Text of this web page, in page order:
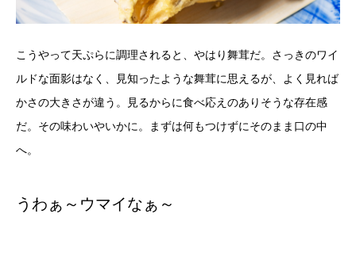
こうやって天ぷらに調理されると、やはり舞茸だ。さっきのワイ
ルドな面影はなく、見知ったような舞茸に思えるが、よく見れば
かさの大きさが違う。見るからに食べ応えのありそうな存在感
だ。その味わいやいかに。まずは何もつけずにそのまま口の中
へ。
うわぁ～ウマイなぁ～